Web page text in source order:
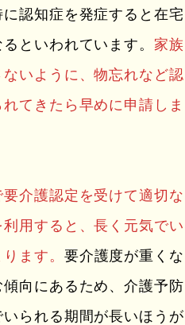
認知症を発症すると在宅
といわれています。 家族
いように、物忘れなど認
てきたら早めに申請しま
介護認定を受けて適切な
用すると、長く元気でい
ます。 要介護度が重くな
向にあるため、介護予防
られる期間が長いほうが